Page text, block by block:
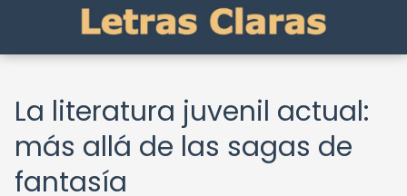
La literatura juvenil actual:
más allá de las sagas de
fantasía